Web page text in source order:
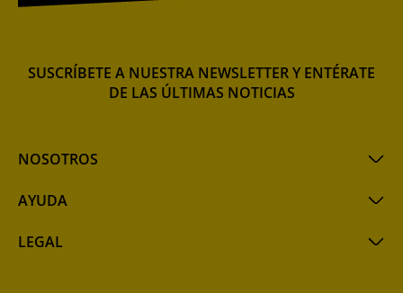
NOSOTROS
AYUDA
LEGAL
SUSCRÍBETE A NUESTRA NEWSLETTER Y ENTÉRATE
DE LAS ÚLTIMAS NOTICIAS